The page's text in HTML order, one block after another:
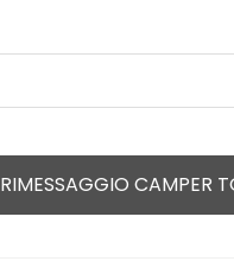
RIMESSAGGIO CAMPER